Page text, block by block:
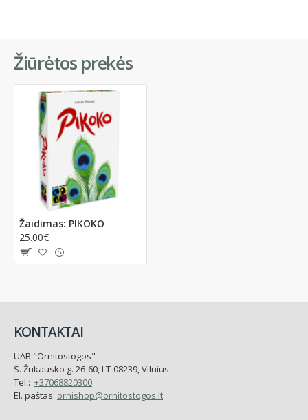
Žiūrėtos prekės
Žaidimas: PIKOKO
25.00€
KONTAKTAI
UAB "Ornitostogos"
S. Žukausko g. 26-60, LT-08239, Vilnius
Tel.: +37068820300
El. paštas: ornishop@ornitostogos.lt